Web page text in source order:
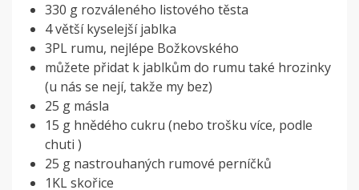
330 g rozváleného listového těsta
4 větší kyselejší jablka
3PL rumu, nejlépe Božkovského
můžete přidat k jablkům do rumu také hrozinky
(u nás se nejí, takže my bez)
25 g másla
15 g hnědého cukru (nebo trošku více, podle
chuti )
25 g nastrouhaných rumové perníčků
1KL skořice